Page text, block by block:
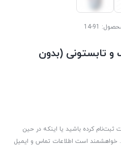
91-14
و تابستونی (بدون
کرده باشید یا اینکه در حین
. خواهشمند است اطلاعات تماس و ایمیل